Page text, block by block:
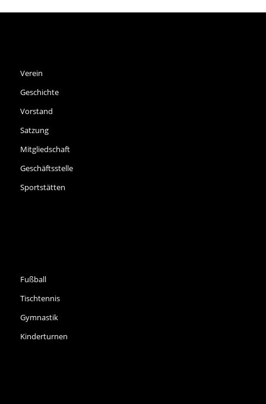
Verein
Geschichte
Vorstand
Satzung
Mitgliedschaft
Geschäftsstelle
Sportstätten
Fußball
Tischtennis
Gymnastik
Kinderturnen